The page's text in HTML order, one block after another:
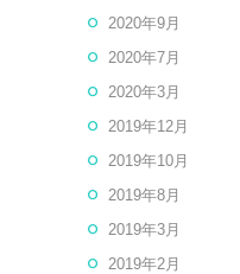
2020年9月
2020年7月
2020年3月
2019年12月
2019年10月
2019年8月
2019年3月
2019年2月